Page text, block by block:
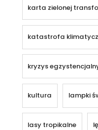
karta zielonej
katastrofa
kryzys
kultura lampki
lasy tropikalne